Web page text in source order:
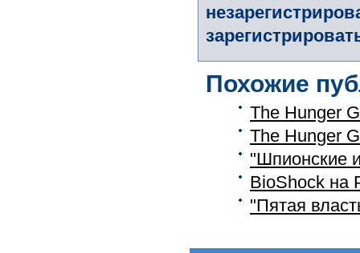
Похожие
The Hunger
The Hunger
"Шпионские
BioShock на
"Пятая